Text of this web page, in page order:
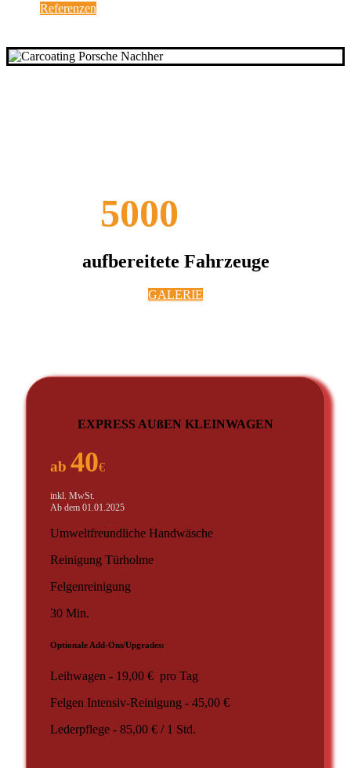
Referenzen
5000
aufbereitete Fahrzeuge
GALERIE
EXPRESS AUßEN KLEINWAGEN
ab 40€
inkl. MwSt.
Ab dem 01.01.2025
Umweltfreundliche Handwäsche
Reinigung Türholme
Felgenreinigung
30 Min.
Optionale Add-Ons/Upgrades:
Leihwagen - 19,00 € pro Tag
Felgen Intensiv-Reinigung - 45,00 €
Lederpflege - 85,00 € / 1 Std.